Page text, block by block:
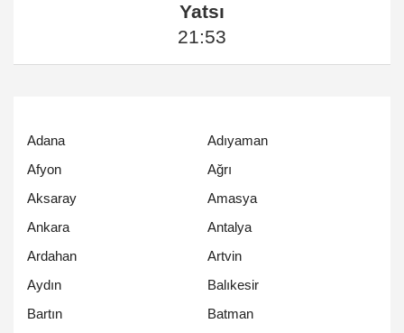
Yatsı
21:53
Adana
Adıyaman
Afyon
Ağrı
Aksaray
Amasya
Ankara
Antalya
Ardahan
Artvin
Aydın
Balıkesir
Bartın
Batman